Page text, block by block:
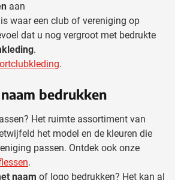
aan
waar een club of vereniging op
dat u nog vergroot met bedrukte
.
.
bedrukken
Het ruimte assortiment van
het model en de kleuren die
passen. Ontdek ook onze
.
naam of logo bedrukken? Het kan al